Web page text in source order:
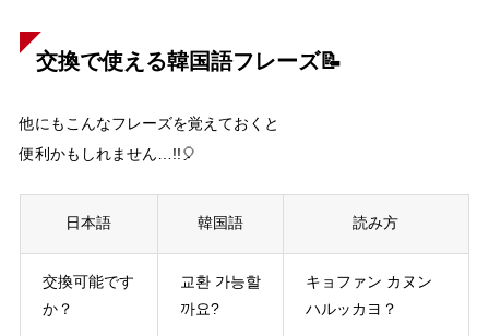
交換で使える韓国語フレーズ📝
他にもこんなフレーズを覚えておくと
便利かもしれません…!!🎈
日本語 韓国語 読み方
交換可能です
か？
교환 가능할
까요?
キョファン カヌン
ハルッカヨ？